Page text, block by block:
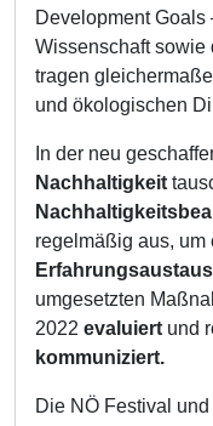
Development Goals
Wissenschaft sowie
tragen
und ökologischen
In der neu
Nachhaltigkeit
regelmäßig aus, um
umgesetzten
2022 evaluiert und
kommuniziert.
Die NÖ Festival